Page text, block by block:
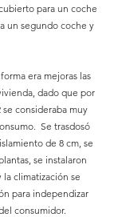
para un coche
un segundo coche y
era mejoras las
dado que por
consideraba muy
Se trasdosó
de 8 cm, se
se instalaron
climatización se
para independizar
consumidor.